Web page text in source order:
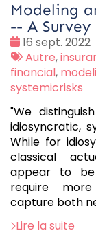
Modeling
-- A Survey
Date
:
16 sept. 2022
Tags
:
Autre,
financial,
systemicrisks
"We
idiosyncratic,
While for
classical
appear to be
require
capture both
Lire la suite